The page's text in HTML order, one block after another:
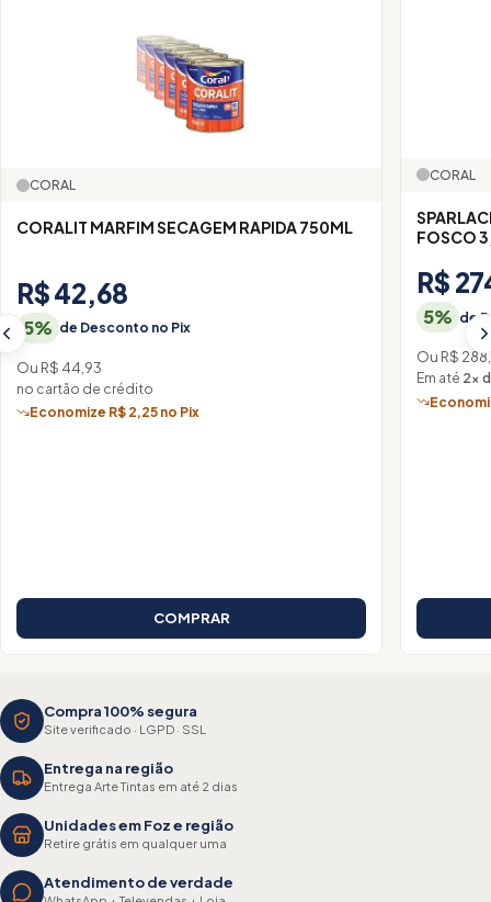
CORAL
CORALIT MARFIM SECAGEM RAPIDA 750ML
R$ 42,68
5% de Desconto no Pix
Ou R$ 44,93
no cartão de crédito
Economize R$ 2,25 no Pix
COMPRAR
CORAL
FOSCO
R$
5% de
Ou R$
Em até 2×
Compra 100% segura
Site verificado · LGPD · SSL
Entrega na região
Entrega Arte Tintas em até 2 dias
Unidades em Foz e região
Retire grátis em qualquer uma
Atendimento de verdade